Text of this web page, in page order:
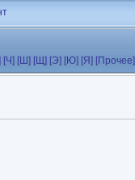
[Ч] [Ш] [Щ] [Э] [Ю] [Я] [Прочее]